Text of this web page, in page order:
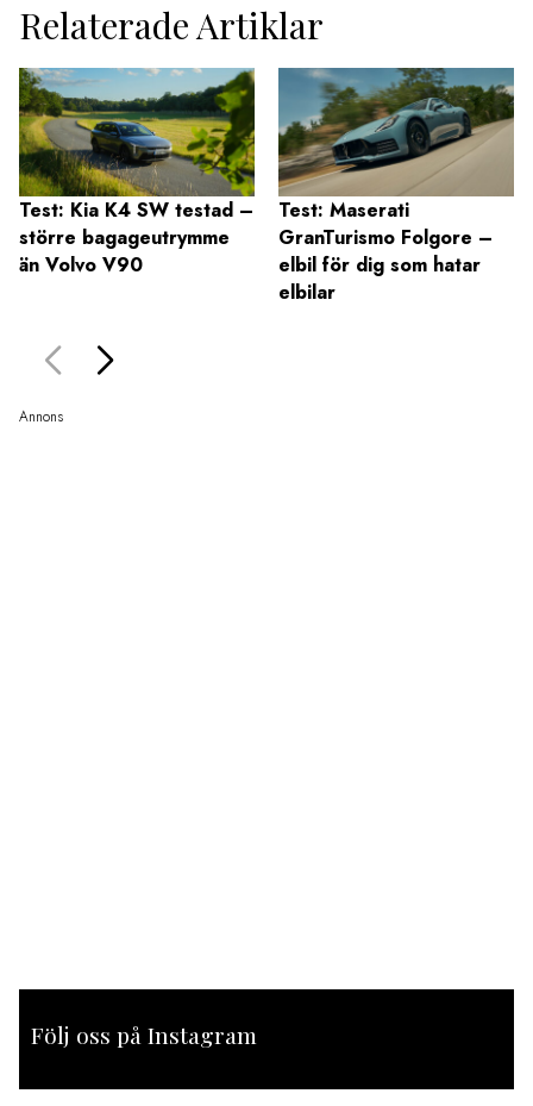
Relaterade Artiklar
Test: Kia K4 SW testad –
större bagageutrymme
än Volvo V90
Test: Maserati
GranTurismo Folgore –
elbil för dig som hatar
elbilar
Annons
Följ oss på Instagram